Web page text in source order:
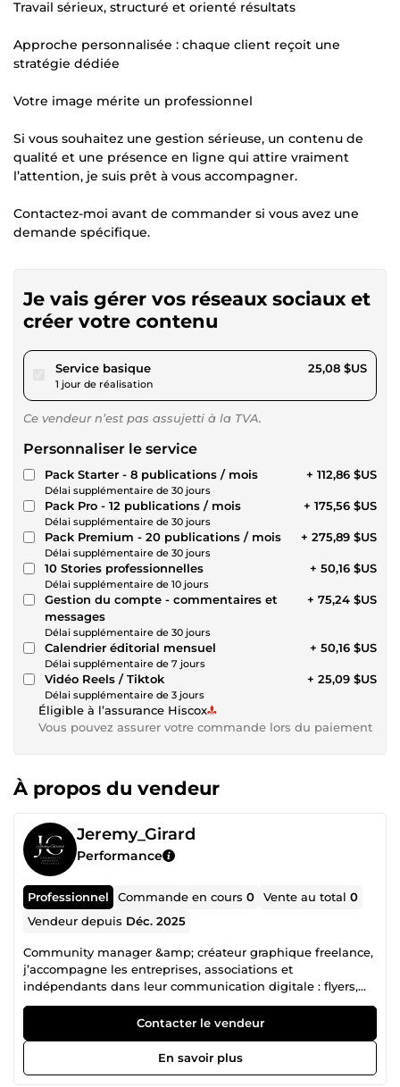
Travail sérieux, structuré et orienté résultats
Approche personnalisée : chaque client reçoit une
stratégie dédiée
Votre image mérite un professionnel
Si vous souhaitez une gestion sérieuse, un contenu de
qualité et une présence en ligne qui attire vraiment
l’attention, je suis prêt à vous accompagner.
Contactez-moi avant de commander si vous avez une
demande spécifique.
Je vais gérer vos réseaux sociaux et
créer votre contenu
Service basiquepour 23,12 $US
1 jour de réalisation
25,08 $US
Ce vendeur n’est pas assujetti à la TVA.
Personnaliser le service
Pack Starter - 8 publications / mois
Délai supplémentaire de 30 jours
+ 112,86 $US
Pack Pro - 12 publications / mois
Délai supplémentaire de 30 jours
+ 175,56 $US
Pack Premium - 20 publications / mois
Délai supplémentaire de 30 jours
+ 275,89 $US
10 Stories professionnelles
Délai supplémentaire de 10 jours
+ 50,16 $US
Gestion du compte - commentaires et
messages
Délai supplémentaire de 30 jours
+ 75,24 $US
Calendrier éditorial mensuel
Délai supplémentaire de 7 jours
+ 50,16 $US
Vidéo Reels / Tiktok
Délai supplémentaire de 3 jours
+ 25,09 $US
Éligible à l’assurance Hiscox
Vous pouvez assurer votre commande lors du paiement
À propos du vendeur
Jeremy_Girard
Performance
Professionnel Commande en cours0 Vente au total0
Vendeur depuis Déc. 2025
Community manager &amp; créateur graphique freelance,
j’accompagne les entreprises, associations et
indépendants dans leur communication digitale : flyers,
affiches, visuels, réseaux sociaux, rédaction et correction.
Sérieux, réactif et à l’écoute, je propose des créations
modernes et un service professionnel adapté à chaque
besoin. N’hésitez pas à me contacter pour un projet, je
réponds rapidement.
Contacter le vendeur
En savoir plus